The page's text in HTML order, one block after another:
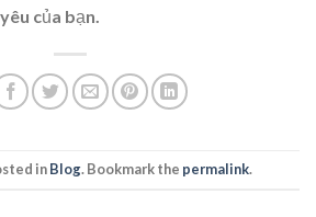
của bạn.
inBlog. Bookmark the permalink.